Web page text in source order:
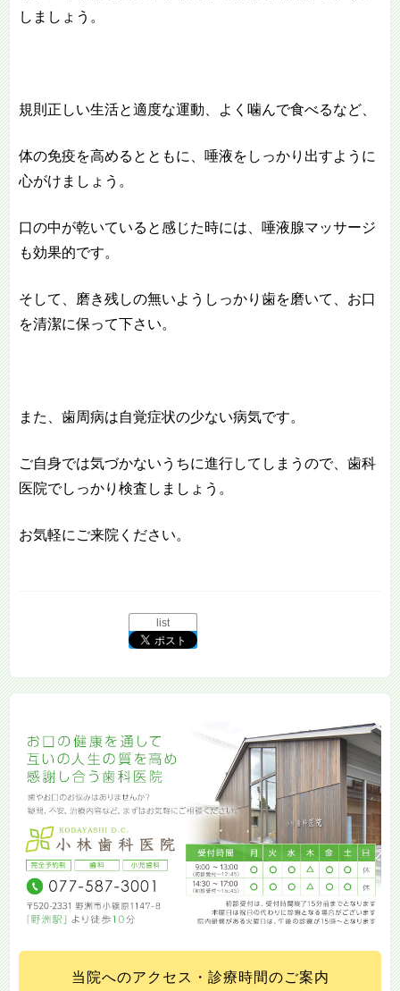
しましょう。
規則正しい生活と適度な運動、よく噛んで食べるなど、
体の免疫を高めるとともに、唾液をしっかり出すように
心がけましょう。
口の中が乾いていると感じた時には、唾液腺マッサージ
も効果的です。
そして、磨き残しの無いようしっかり歯を磨いて、お口
を清潔に保って下さい。
また、歯周病は自覚症状の少ない病気です。
ご自身では気づかないうちに進行してしまうので、歯科
医院でしっかり検査しましょう。
お気軽にご来院ください。
list
当院へのアクセス・診療時間のご案内